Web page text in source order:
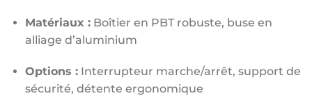
Matériaux :Boîtier en PBT robuste, buse en
alliage d’aluminium
Options :Interrupteur marche/arrêt, support de
sécurité, détente ergonomique